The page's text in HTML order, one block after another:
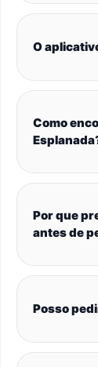
O
Como
Por que
antes de
Posso